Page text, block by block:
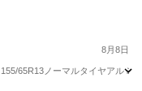
8月8日
65R13ノーマルタイヤアルミ